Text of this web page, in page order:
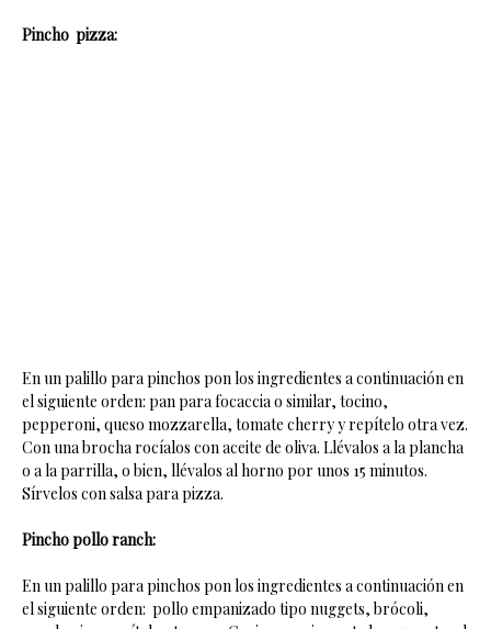
Pincho pizza:
En un palillo para pinchos pon los ingredientes a continuación en
el siguiente orden: pan para focaccia o similar, tocino,
pepperoni, queso mozzarella, tomate cherry y repítelo otra vez.
Con una brocha rocíalos con aceite de oliva. Llévalos a la plancha
o a la parrilla, o bien, llévalos al horno por unos 15 minutos.
Sírvelos con salsa para pizza.
Pincho pollo ranch:
En un palillo para pinchos pon los ingredientes a continuación en
el siguiente orden: pollo empanizado tipo nuggets, brócoli,